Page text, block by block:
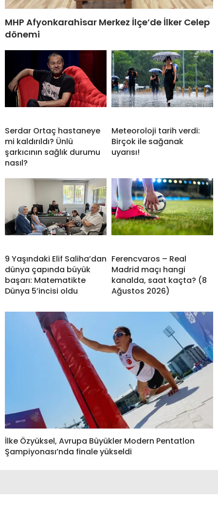
MHP Afyonkarahisar Merkez İlçe’de İlker Celep
dönemi
Serdar Ortaç hastaneye
mi kaldırıldı? Ünlü
şarkıcının sağlık durumu
nasıl?
Meteoroloji tarih verdi:
Birçok ile sağanak
uyarısı!
9 Yaşındaki Elif Saliha’dan
dünya çapında büyük
başarı: Matematikte
Dünya 5’incisi oldu
Ferencvaros – Real
Madrid maçı hangi
kanalda, saat kaçta? (8
Ağustos 2026)
İlke Özyüksel, Avrupa Büyükler Modern Pentatlon
Şampiyonası’nda finale yükseldi